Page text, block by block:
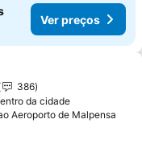
Ver preços
aos favoritos
386
da cidade
Aeroporto de Malpensa